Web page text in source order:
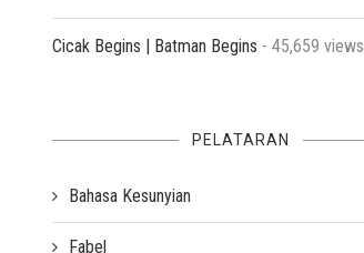
Cicak Begins | Batman Begins - 45,659 views
PELATARAN
Bahasa Kesunyian
Fabel